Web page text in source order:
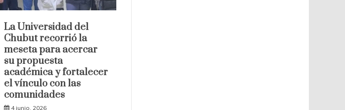
La Universidad del
Chubut recorrió la
meseta para acercar
su propuesta
académica y fortalecer
el vínculo con las
comunidades
4 junio, 2026